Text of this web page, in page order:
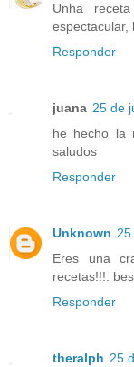
Unha
espectacular,
Responder
juana 25 de
he hecho la
saludos
Responder
Unknown 25
Eres una
recetas!!!.
Responder
theralph 25